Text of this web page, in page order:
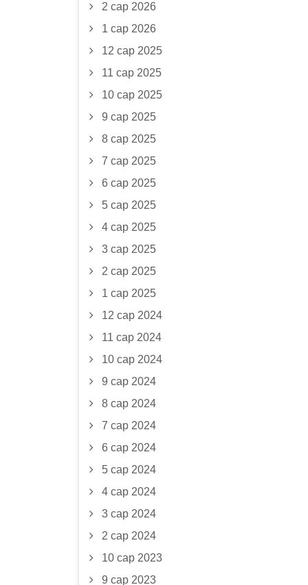
2 сар 2026
1 сар 2026
12 сар 2025
11 сар 2025
10 сар 2025
9 сар 2025
8 сар 2025
7 сар 2025
6 сар 2025
5 сар 2025
4 сар 2025
3 сар 2025
2 сар 2025
1 сар 2025
12 сар 2024
11 сар 2024
10 сар 2024
9 сар 2024
8 сар 2024
7 сар 2024
6 сар 2024
5 сар 2024
4 сар 2024
3 сар 2024
2 сар 2024
10 сар 2023
9 сар 2023